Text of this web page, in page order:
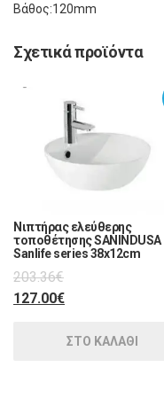
Βάθος:120mm
Σχετικά προϊόντα
Νιπτήρας ελεύθερης
τοποθέτησης SANINDUSA
Sanlife series 38x12cm
203.36€
127.00€
ΣΤΟ ΚΑΛΑΘΙ